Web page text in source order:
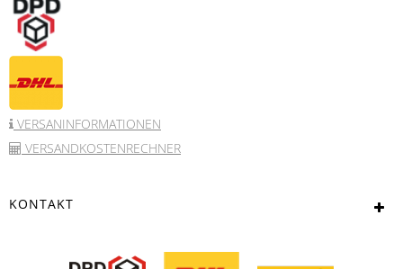
VERSANINFORMATIONEN
VERSANDKOSTENRECHNER
KONTAKT